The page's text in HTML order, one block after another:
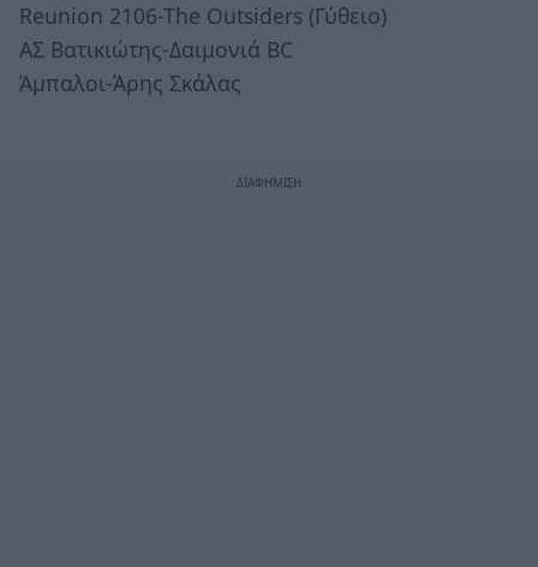
Reunion 2106-The Outsiders (Γύθειο)
ΑΣ Βατικιώτης-Δαιμονιά BC
Άμπαλοι-Άρης Σκάλας